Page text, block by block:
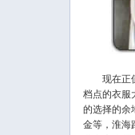
现在正值
档点的衣服
的选择的余
金等，淮海